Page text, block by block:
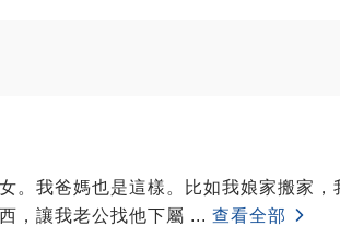
。我爸媽也是這樣。比如我娘家搬家，
，讓我老公找他下屬 ... 查看全部